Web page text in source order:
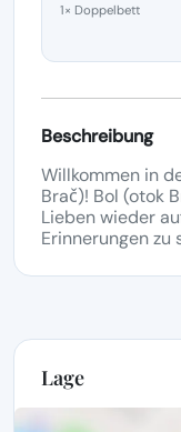
1× Doppelbett
Beschreibung
Willkommen in
Brač)! Bol (otok
Lieben wieder
Erinnerungen zu
Lage